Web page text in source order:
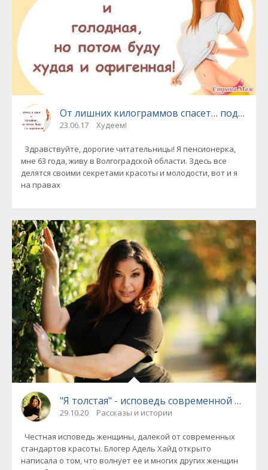
От лишних килограммов спасет… подушка!
23.06.17 Худеем!
Здравствуйте, дорогие читательницы! Я пенсионерка,
мне 63 года, живу в Волгоградской области. Здесь все
делятся своими секретами красоты и молодости, вот и я
на правах
"Я толстая" - исповедь современной
29.10.20 Рассказы и истории
Честная исповедь женщины, далекой от современных
стандартов красоты. Блогер Адель Хайд открыто
написала о том, что волнует ее и многих других женщин